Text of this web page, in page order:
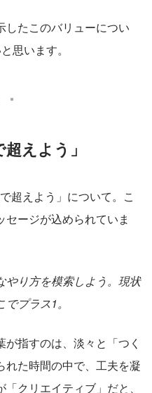
したこのバリューについ
思います。
えよう」
超えよう」について。こ
ージが込められていま
やり方を模索しよう。現状
プラス1。
が指すのは、淡々と「つく
れた時間の中で、工夫を凝
クリエイティブ」だと、